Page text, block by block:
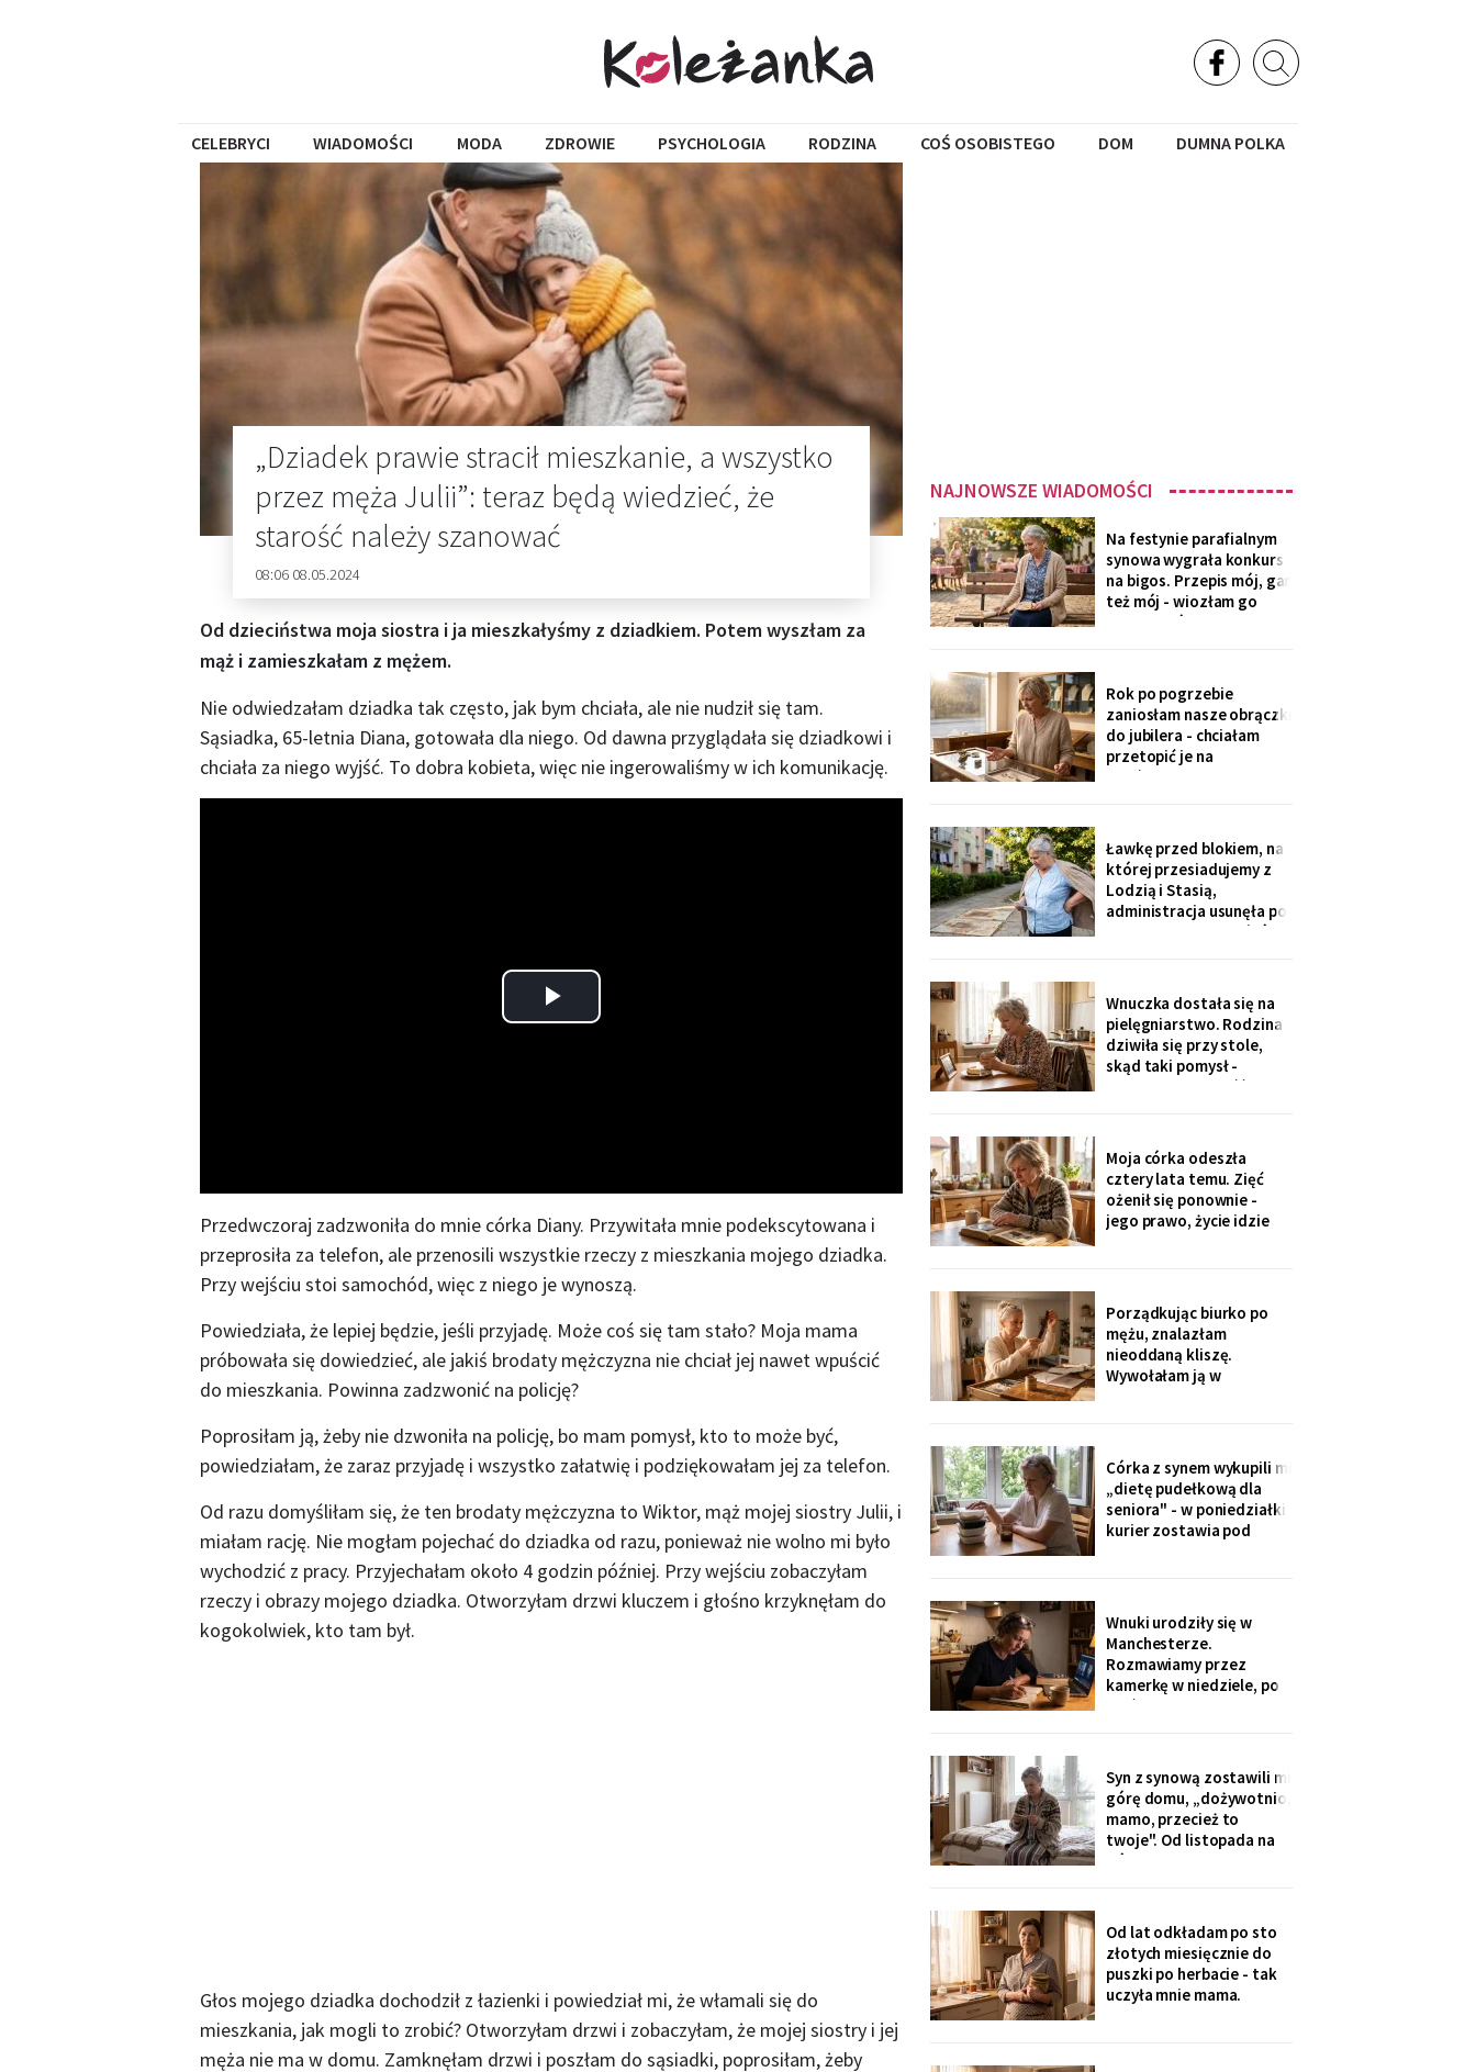
CELEBRYCI WIADOMOŚCI MODA ZDROWIE PSYCHOLOGIA RODZINA COŚ OSOBISTEGO DOM DUMNA POLKA
„Dziadek prawie stracił mieszkanie, a wszystko
przez męża Julii”: teraz będą wiedzieć, że
starość należy szanować
08:06 08.05.2024
Od dzieciństwa moja siostra i ja mieszkałyśmy z dziadkiem. Potem wyszłam za
mąż i zamieszkałam z mężem.
Nie odwiedzałam dziadka tak często, jak bym chciała, ale nie nudził się tam.
Sąsiadka, 65-letnia Diana, gotowała dla niego. Od dawna przyglądała się dziadkowi i
chciała za niego wyjść. To dobra kobieta, więc nie ingerowaliśmy w ich komunikację.
Play
Przedwczoraj zadzwoniła do mnie córka Diany. Przywitała mnie podekscytowana i
przeprosiła za telefon, ale przenosili wszystkie rzeczy z mieszkania mojego dziadka.
Przy wejściu stoi samochód, więc z niego je wynoszą.
Powiedziała, że lepiej będzie, jeśli przyjadę. Może coś się tam stało? Moja mama
próbowała się dowiedzieć, ale jakiś brodaty mężczyzna nie chciał jej nawet wpuścić
do mieszkania. Powinna zadzwonić na policję?
Poprosiłam ją, żeby nie dzwoniła na policję, bo mam pomysł, kto to może być,
powiedziałam, że zaraz przyjadę i wszystko załatwię i podziękowałam jej za telefon.
Od razu domyśliłam się, że ten brodaty mężczyzna to Wiktor, mąż mojej siostry Julii, i
miałam rację. Nie mogłam pojechać do dziadka od razu, ponieważ nie wolno mi było
wychodzić z pracy. Przyjechałam około 4 godzin później. Przy wejściu zobaczyłam
rzeczy i obrazy mojego dziadka. Otworzyłam drzwi kluczem i głośno krzyknęłam do
kogokolwiek, kto tam był.
Głos mojego dziadka dochodził z łazienki i powiedział mi, że włamali się do
mieszkania, jak mogli to zrobić? Otworzyłam drzwi i zobaczyłam, że mojej siostry i jej
męża nie ma w domu. Zamknęłam drzwi i poszłam do sąsiadki, poprosiłam, żeby
NAJNOWSZE WIADOMOŚCI
Na festynie parafialnym
synowa wygrała konkurs
na bigos. Przepis mój, gar
też mój - wiozłam go
rano taksówką, żeby się
mikrofonu: „to stary
przepis z mojej rodziny".
Klaskałam razem ze
wszystkimi.
Rok po pogrzebie
zaniosłam nasze obrączki
do jubilera - chciałam
przetopić je na
pierścionek dla wnuczki.
cicho: „Pani jest złota.
Męża - pozłacana, dobra
imitacja, robota sprzed
lat".
Ławkę przed blokiem, na
której przesiadujemy z
Lodzią i Stasią,
administracja usunęła po
„skargach mieszkańców"
jedenaście podpisów.
Rozpoznałam charakter
pisma córki - ma tu
kawalerkę pod wynajem.
„Mamo, bez przesady
Wnuczka dostała się na
pielęgniarstwo. Rodzina
dziwiła się przy stole,
skąd taki pomysł -
przecież mogła „iść na
podnosząc głowy znad
talerza: „bo widziałam,
jak babcia trzy lata
zajmowała się dziadkiem.
Też chcę tak
Moja córka odeszła
cztery lata temu. Zięć
ożenił się ponownie -
jego prawo, życie idzie
ścian, „bo ciocia nie lubi
na nie patrzeć". Dałam jej
mały album - schowała go
do tornistra jak
Porządkując biurko po
mężu, znalazłam
nieoddaną kliszę.
Wywołałam ją w
roześmiana kobieta przy
ognisku. Na ostatniej
klatce on - młody, z
wąsami, obejmuje ją
ramieniem.
Córka z synem wykupili mi
„dietę pudełkową dla
seniora" - w poniedziałki
kurier zostawia pod
jesteśmy spokojni,
mamo". Od marca nikt nie
przyjechał. Na każdym
pudełku naklejka: moje
imię
Wnuki urodziły się w
Manchesterze.
Rozmawiamy przez
kamerkę w niedziele, po
pięć minut, bo „im się
angielsku, a syn
przetłumaczył ze
śmiechem: „pyta, kim jest
ta pani". Kupiłam zeszyt i
uczę się angielskiego
Syn z synową zostawili mi
górę domu, „dożywotnio,
mamo, przecież to
twoje". Od listopada na
górze grzeje tylko jeden
Rano w moim pokoju jest
czternaście stopni.
Termometr przyniosła mi
wnuczka - ona
Od lat odkładam po sto
złotych miesięcznie do
puszki po herbacie - tak
uczyła mnie mama.